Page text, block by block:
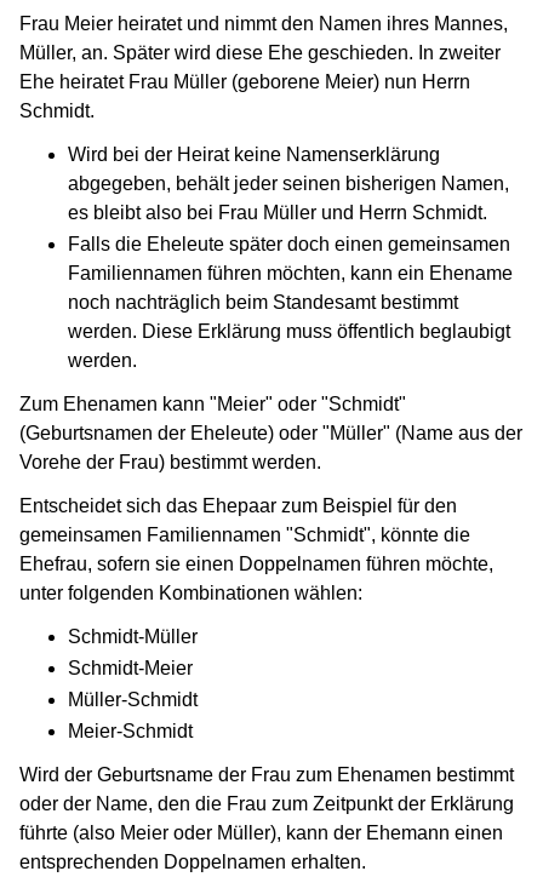
Frau Meier heiratet und nimmt den Namen ihres Mannes,
Müller, an. Später wird diese Ehe geschieden. In zweiter
Ehe heiratet Frau Müller (geborene Meier) nun Herrn
Schmidt.
Wird bei der Heirat keine Namenserklärung
abgegeben, behält jeder seinen bisherigen Namen,
es bleibt also bei Frau Müller und Herrn Schmidt.
Falls die Eheleute später doch einen gemeinsamen
Familiennamen führen möchten, kann ein Ehename
noch nachträglich beim Standesamt bestimmt
werden. Diese Erklärung muss öffentlich beglaubigt
werden.
Zum Ehenamen kann "Meier" oder "Schmidt"
(Geburtsnamen der Eheleute) oder "Müller" (Name aus der
Vorehe der Frau) bestimmt werden.
Entscheidet sich das Ehepaar zum Beispiel für den
gemeinsamen Familiennamen "Schmidt", könnte die
Ehefrau, sofern sie einen Doppelnamen führen möchte,
unter folgenden Kombinationen wählen:
Schmidt-Müller
Schmidt-Meier
Müller-Schmidt
Meier-Schmidt
Wird der Geburtsname der Frau zum Ehenamen bestimmt
oder der Name, den die Frau zum Zeitpunkt der Erklärung
führte (also Meier oder Müller), kann der Ehemann einen
entsprechenden Doppelnamen erhalten.